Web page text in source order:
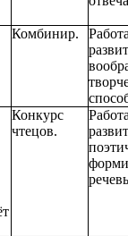
Комбинир.
Конкурс
чтецов.